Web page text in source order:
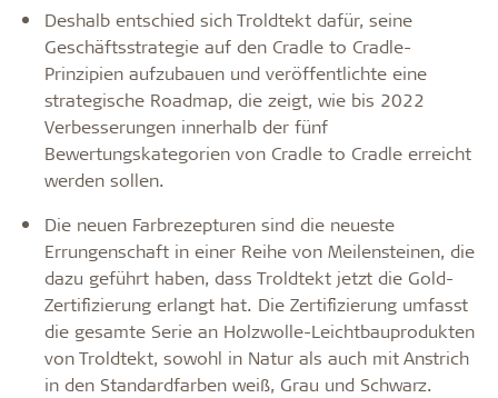
Deshalb entschied sich Troldtekt dafür, seine
Geschäftsstrategie auf den Cradle to Cradle-
Prinzipien aufzubauen und veröffentlichte eine
strategische Roadmap, die zeigt, wie bis 2022
Verbesserungen innerhalb der fünf
Bewertungskategorien von Cradle to Cradle erreicht
werden sollen.
Die neuen Farbrezepturen sind die neueste
Errungenschaft in einer Reihe von Meilensteinen, die
dazu geführt haben, dass Troldtekt jetzt die Gold-
Zertifizierung erlangt hat. Die Zertifizierung umfasst
die gesamte Serie an Holzwolle-Leichtbauprodukten
von Troldtekt, sowohl in Natur als auch mit Anstrich
in den Standardfarben weiß, Grau und Schwarz.